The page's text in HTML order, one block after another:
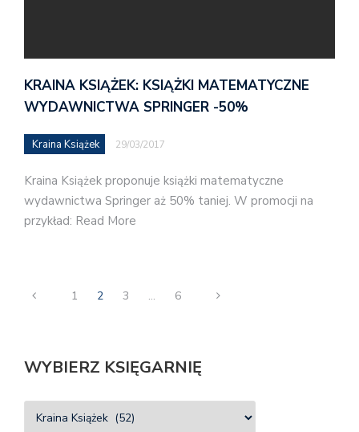
KRAINA KSIĄŻEK: KSIĄŻKI MATEMATYCZNE
WYDAWNICTWA SPRINGER -50%
Kraina Książek 29/03/2017
Kraina Książek proponuje książki matematyczne
wydawnictwa Springer aż 50% taniej. W promocji na
przykład: Read More
1 2 3 … 6
WYBIERZ KSIĘGARNIĘ